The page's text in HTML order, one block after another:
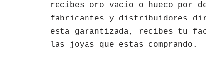
recibes oro vacio o hueco por
fabricantes y distribuidores
esta garantizada, recibes tu
las joyas que estas comprando.